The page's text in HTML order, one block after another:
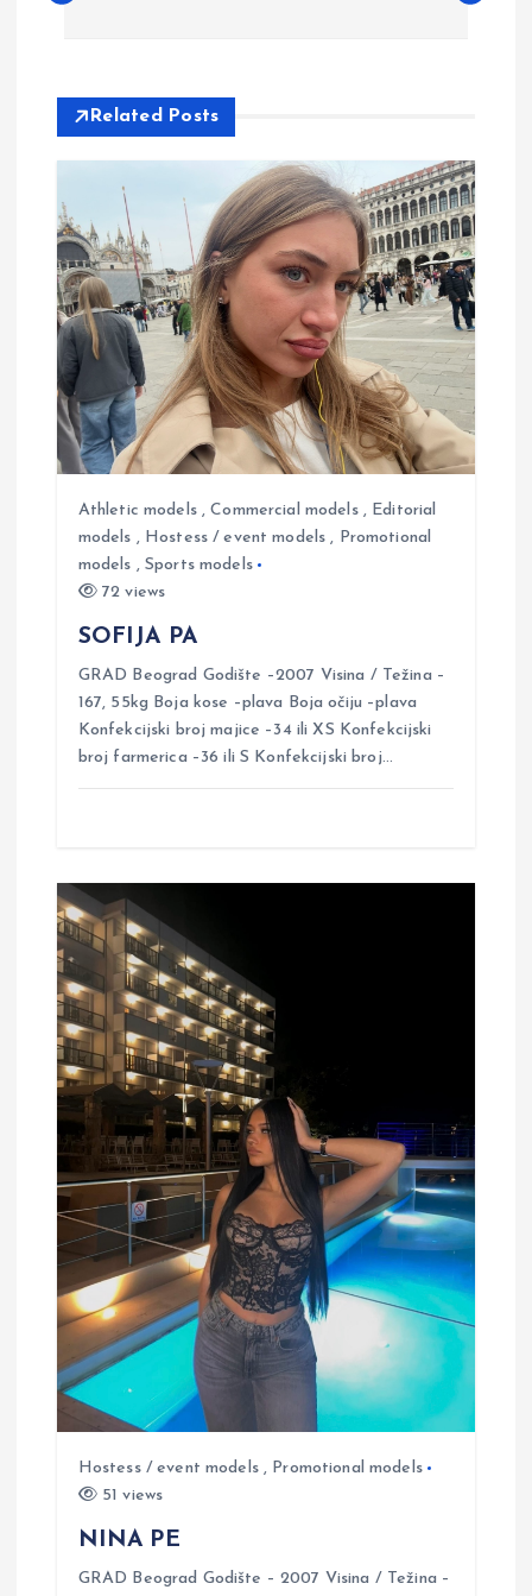
t
n
a
v
g
a
Related Posts
Athletic models,Commercial models, Editorial
models , Hostess / event models , Promotional
models ,Sports models
72 views
SOFIJA PA
GRAD Beograd Godište –2007 Visina / Težina –
167, 55kg Boja kose –plava Boja očiju –plava
Konfekcijski broj majice –34 ili XS Konfekcijski
broj farmerica –36 ili S Konfekcijski broj…
Hostess / event models, Promotional models
51 views
NINA PE
GRAD Beograd Godište – 2007 Visina / Težina –